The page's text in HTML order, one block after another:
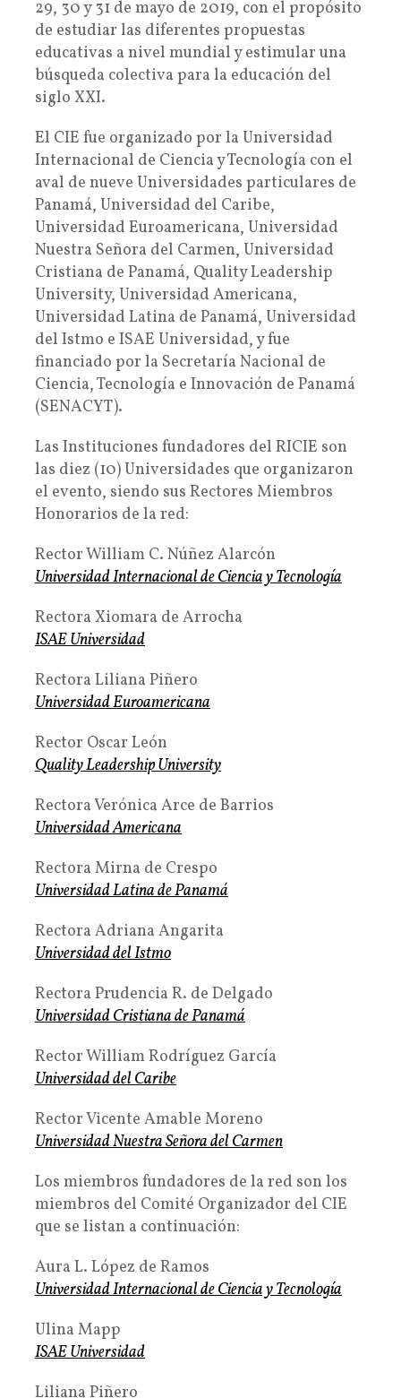
29, 30 y 31 de mayo de 2019, con el propósito
de estudiar las diferentes propuestas
educativas a nivel mundial y estimular una
búsqueda colectiva para la educación del
siglo XXI.
El CIE fue organizado por la Universidad
Internacional de Ciencia y Tecnología con el
aval de nueve Universidades particulares de
Panamá, Universidad del Caribe,
Universidad Euroamericana, Universidad
Nuestra Señora del Carmen, Universidad
Cristiana de Panamá, Quality Leadership
University, Universidad Americana,
Universidad Latina de Panamá, Universidad
del Istmo e ISAE Universidad, y fue
financiado por la Secretaría Nacional de
Ciencia, Tecnología e Innovación de Panamá
(SENACYT).
Las Instituciones fundadores del RICIE son
las diez (10) Universidades que organizaron
el evento, siendo sus Rectores Miembros
Honorarios de la red:
Rector William C. Núñez Alarcón
Universidad Internacional de Ciencia y Tecnología
Rectora Xiomara de Arrocha
ISAE Universidad
Rectora Liliana Piñero
Universidad Euroamericana
Rector Oscar León
Quality Leadership University
Rectora Verónica Arce de Barrios
Universidad Americana
Rectora Mirna de Crespo
Universidad Latina de Panamá
Rectora Adriana Angarita
Universidad del Istmo
Rectora Prudencia R. de Delgado
Universidad Cristiana de Panamá
Rector William Rodríguez García
Universidad del Caribe
Rector Vicente Amable Moreno
Universidad Nuestra Señora del Carmen
Los miembros fundadores de la red son los
miembros del Comité Organizador del CIE
que se listan a continuación:
Aura L. López de Ramos
Universidad Internacional de Ciencia y Tecnología
Ulina Mapp
ISAE Universidad
Liliana Piñero